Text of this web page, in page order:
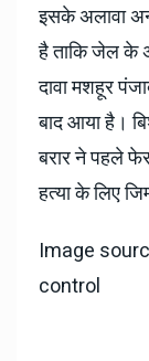
इसके अलावा
है ताकि जेल के
दावा मशहूर
बाद आया है।
बरार ने पहले
हत्या के लिए
Image
control